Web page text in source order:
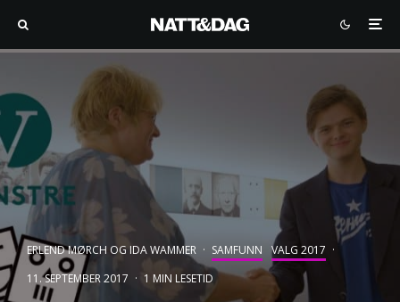
ERLEND MØRCH OG IDA WAMMER · SAMFUNN VALG 2017 ·
11. SEPTEMBER 2017 · 1 MIN LESETID